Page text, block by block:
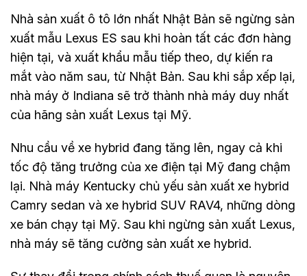
Nhà sản xuất ô tô lớn nhất Nhật Bản sẽ ngừng sản
xuất mẫu Lexus ES sau khi hoàn tất các đơn hàng
hiện tại, và xuất khẩu mẫu tiếp theo, dự kiến ra
mắt vào năm sau, từ Nhật Bản. Sau khi sắp xếp lại,
nhà máy ở Indiana sẽ trở thành nhà máy duy nhất
của hãng sản xuất Lexus tại Mỹ.
Nhu cầu về xe hybrid đang tăng lên, ngay cả khi
tốc độ tăng trưởng của xe điện tại Mỹ đang chậm
lại. Nhà máy Kentucky chủ yếu sản xuất xe hybrid
Camry sedan và xe hybrid SUV RAV4, những dòng
xe bán chạy tại Mỹ. Sau khi ngừng sản xuất Lexus,
nhà máy sẽ tăng cường sản xuất xe hybrid.